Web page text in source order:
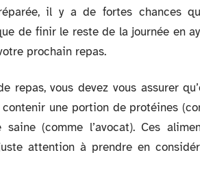
il y a de fortes chances
de finir le reste de la journée en
prochain repas.
repas, vous devez vous assurer
une portion de protéines
(comme l’avocat). Ces
attention à prendre en